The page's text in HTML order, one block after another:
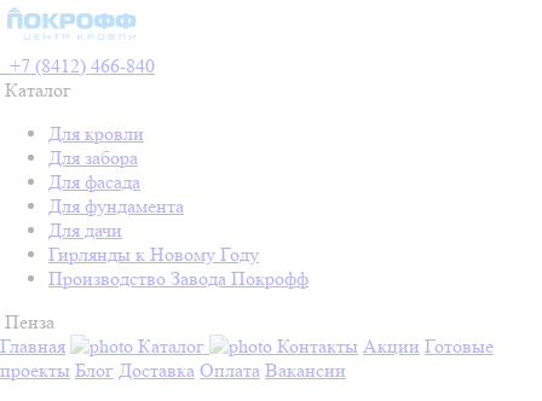
+7 (8412) 466-840
Каталог
Для кровли
Для забора
Для фасада
Для фундамента
Для дачи
Гирлянды к Новому Году
Производство Завода Покрофф
Пенза
Главная
Каталог Контакты Акции Готовые
проекты Блог Доставка Оплата Вакансии